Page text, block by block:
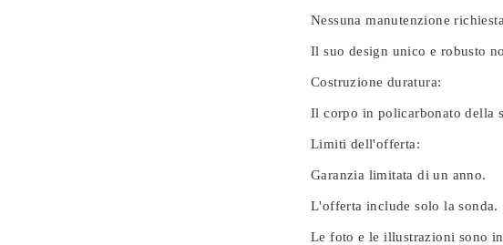
Nessuna manutenzione
Il suo design unico e robusto
Costruzione duratura:
Il corpo in policarbonato della
Limiti dell'offerta:
Garanzia limitata di un anno.
L'offerta include solo la sonda.
Le foto e le illustrazioni sono